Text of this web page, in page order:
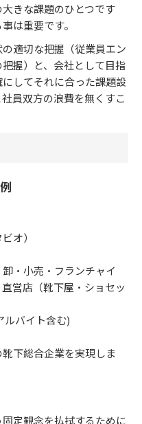
きな課題のひとつです
は重要です。
適切な把握（従業員エン
握）と、会社として目指
してそれに合った課題設
員双方の浪費を無くすこ
オ）
・小売・フランチャイ
営店（靴下屋・ショセッ
ルバイト含む)
下総合企業を実現しま
定観念を払拭するために